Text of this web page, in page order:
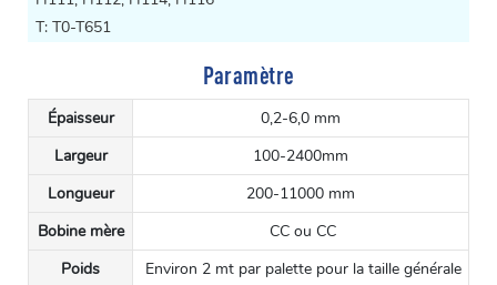
T: T0-T651
Paramètre
Épaisseur
0,2-6,0 mm
Largeur
100-2400mm
Longueur
200-11000 mm
Bobine mère
CC ou CC
Poids
Environ 2 mt par palette pour la taille générale